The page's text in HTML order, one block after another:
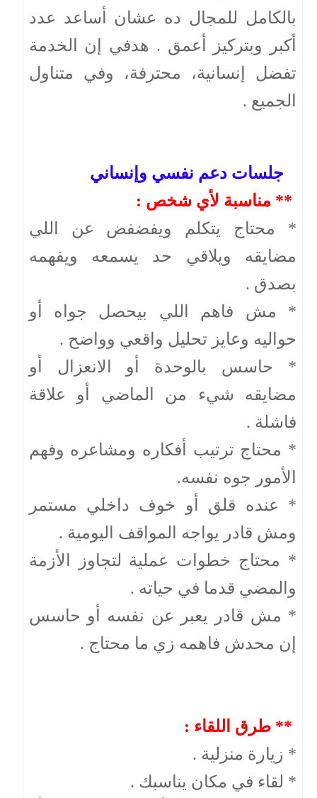
بالكامل للمجال ده عشان أساعد عدد
أكبر وبتركيز أعمق . هدفي إن الخدمة
تفضل إنسانية، محترفة، وفي متناول
الجميع .
جلسات دعم نفسي وإنساني
** مناسبة لأي شخص :
* محتاج يتكلم ويفضفض عن اللي
مضايقه ويلاقي حد يسمعه ويفهمه
بصدق .
* مش فاهم اللي بيحصل جواه أو
حواليه وعايز تحليل واقعي وواضح .
* حاسس بالوحدة أو الانعزال أو
مضايقه شيء من الماضي أو علاقة
فاشلة .
* محتاج ترتيب أفكاره ومشاعره وفهم
الأمور جوه نفسه.
* عنده قلق أو خوف داخلي مستمر
ومش قادر يواجه المواقف اليومية .
* محتاج خطوات عملية لتجاوز الأزمة
والمضي قدما في حياته .
* مش قادر يعبر عن نفسه أو حاسس
إن محدش فاهمه زي ما محتاج .
** طرق اللقاء :
* زيارة منزلية .
* لقاء في مكان يناسبك .